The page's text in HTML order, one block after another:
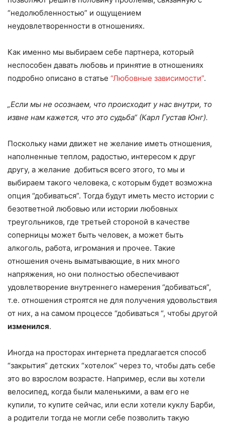
“недолюбленностью” и ощущением
неудовлетворенности в отношениях.
Как именно мы выбираем себе партнера, который
неспособен давать любовь и принятие в отношениях
подробно описано в статье “Любовные зависимости”.
„Если мы не осознаем, что происходит у нас внутри, то
извне нам кажется, что это судьба“ (Карл Густав Юнг).
Поскольку нами движет не желание иметь отношения,
наполненные теплом, радостью, интересом к друг
другу, а желание добиться всего этого, то мы и
выбираем такого человека, с которым будет возможна
опция “добиваться”. Тогда будут иметь место истории с
безответной любовью или истории любовных
треугольников, где третьей стороной в качестве
соперницы может быть человек, а может быть
алкоголь, работа, игромания и прочее. Такие
отношения очень выматывающие, в них много
напряжения, но они полностью обеспечивают
удовлетворение внутреннего намерения “добиваться”,
т.е. отношения строятся не для получения удовольствия
от них, а на самом процессе “добиваться “, чтобы другой
изменился.
Иногда на просторах интернета предлагается способ
“закрытия” детских “хотелок” через то, чтобы дать себе
это во взрослом возрасте. Например, если вы хотели
велосипед, когда были маленькими, а вам его не
купили, то купите сейчас, или если хотели куклу Барби,
а родители тогда не могли себе позволить такую